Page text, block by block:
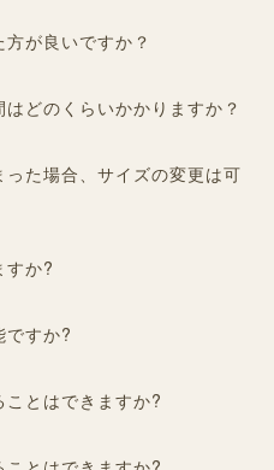
が良いですか？
どのくらいかかりますか？
た場合、サイズの変更は可
すか?
ですか?
とはできますか?